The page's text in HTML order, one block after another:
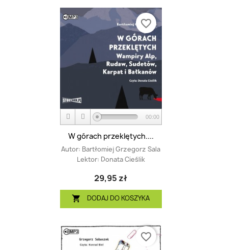
00:00
W górach przeklętych....
Autor: Bartłomiej Grzegorz Sala
Lektor: Donata Cieślik
29,95 zł
 DODAJ DO KOSZYKA
favorite_border
favorite_border